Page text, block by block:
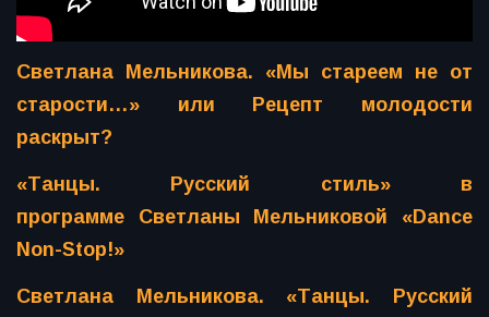
Светлана Мельникова. «Мы стареем не от
старости…» или Рецепт молодости
раскрыт?
«Танцы. Русский стиль» в
программе Светланы Мельниковой «Dance
Non-Stop!»
Светлана Мельникова. «Танцы. Русский